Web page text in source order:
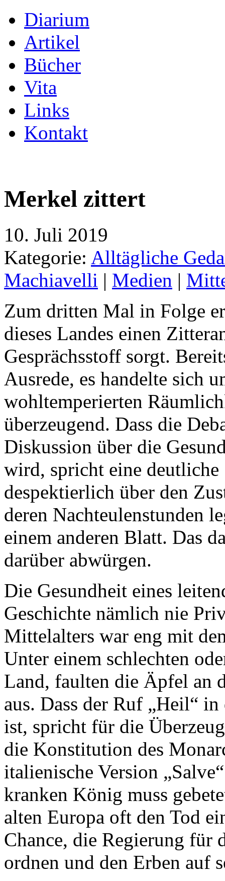
Diarium
Artikel
Bücher
Vita
Links
Kontakt
Merkel zittert
10. Juli 2019
Kategorie: Alltägliche
Machiavelli | Medien |
Zum dritten Mal in Folge
dieses Landes einen
Gesprächsstoff sorgt.
Ausrede, es handelte sich
wohltemperierten
überzeugend. Dass die
Diskussion über die
wird, spricht eine deutliche
despektierlich über den
deren Nachteulenstunden
einem anderen Blatt. Das
darüber abwürgen.
Die Gesundheit eines
Geschichte nämlich nie
Mittelalters war eng mit
Unter einem schlechten
Land, faulten die Äpfel an
aus. Dass der Ruf „Heil“
ist, spricht für die
die Konstitution des
italienische Version
kranken König muss
alten Europa oft den Tod
Chance, die Regierung für
ordnen und den Erben auf